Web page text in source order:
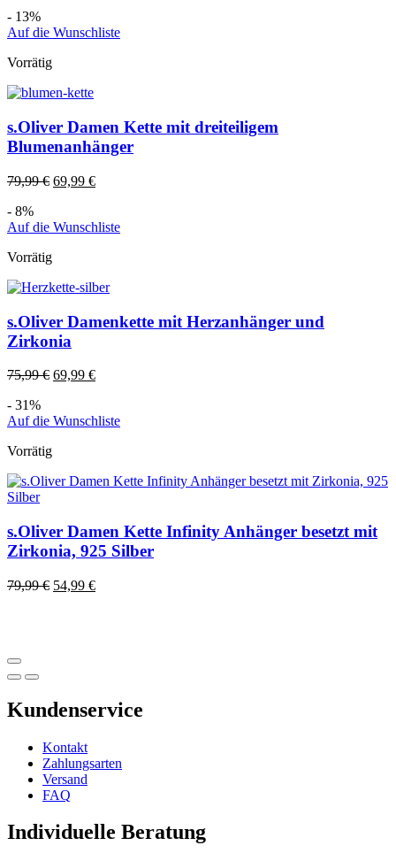
- 13%
Auf die Wunschliste
Vorrätig
s.Oliver Damen Kette mit dreiteiligem
Blumenanhänger
79,99€ 69,99 €
- 8%
Auf die Wunschliste
Vorrätig
s.Oliver Damenkette mit Herzanhänger und
Zirkonia
75,99€ 69,99 €
- 31%
Auf die Wunschliste
Vorrätig
s.Oliver Damen Kette Infinity Anhänger besetzt mit
Zirkonia, 925 Silber
79,99€ 54,99 €
Kundenservice
Kontakt
Zahlungsarten
Versand
FAQ
Individuelle Beratung